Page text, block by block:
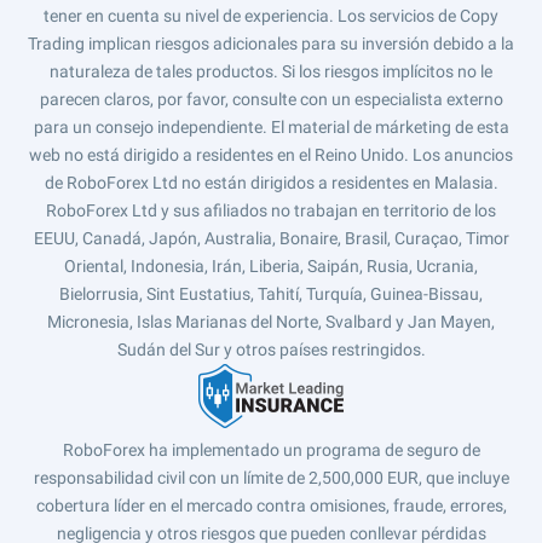
tener en cuenta su nivel de experiencia. Los servicios de Copy
Trading implican riesgos adicionales para su inversión debido a la
naturaleza de tales productos. Si los riesgos implícitos no le
parecen claros, por favor, consulte con un especialista externo
para un consejo independiente. El material de márketing de esta
web no está dirigido a residentes en el Reino Unido. Los anuncios
de RoboForex Ltd no están dirigidos a residentes en Malasia.
RoboForex Ltd y sus afiliados no trabajan en territorio de los
EEUU, Canadá, Japón, Australia, Bonaire, Brasil, Curaçao, Timor
Oriental, Indonesia, Irán, Liberia, Saipán, Rusia, Ucrania,
Bielorrusia, Sint Eustatius, Tahití, Turquía, Guinea-Bissau,
Micronesia, Islas Marianas del Norte, Svalbard y Jan Mayen,
Sudán del Sur y otros países restringidos.
RoboForex ha implementado un programa de seguro de
responsabilidad civil con un límite de 2,500,000 EUR, que incluye
cobertura líder en el mercado contra omisiones, fraude, errores,
negligencia y otros riesgos que pueden conllevar pérdidas